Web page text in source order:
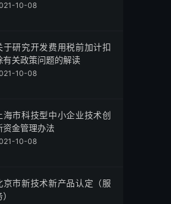
10-08
于研究开发费用税前加计扣
有关政策问题的解读
10-08
海市科技型中小企业技术创
资金管理办法
10-08
京市新技术新产品认定（服